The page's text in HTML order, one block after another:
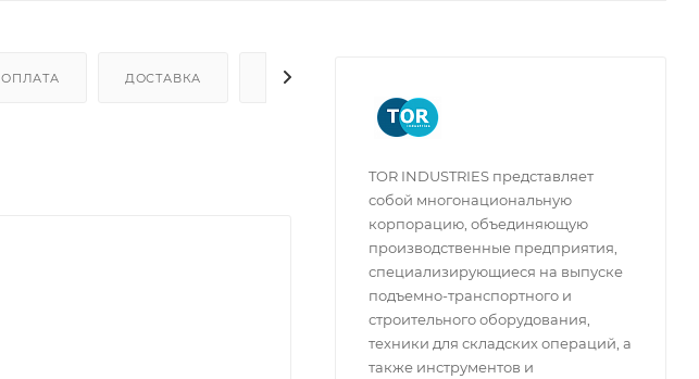
ОПЛАТА ДОСТАВКА ГАРАНТИЯ И СЕРВИС
TOR INDUSTRIES представляет
собой многонациональную
корпорацию, объединяющую
производственные предприятия,
специализирующиеся на выпуске
подъемно-транспортного и
строительного оборудования,
техники для складских операций, а
также инструментов и